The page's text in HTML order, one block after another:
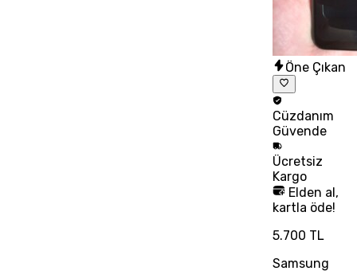
Öne Çıkan
Cüzdanım
Güvende
Ücretsiz
Kargo
Elden al,
kartla öde!
5.700 TL
Samsung